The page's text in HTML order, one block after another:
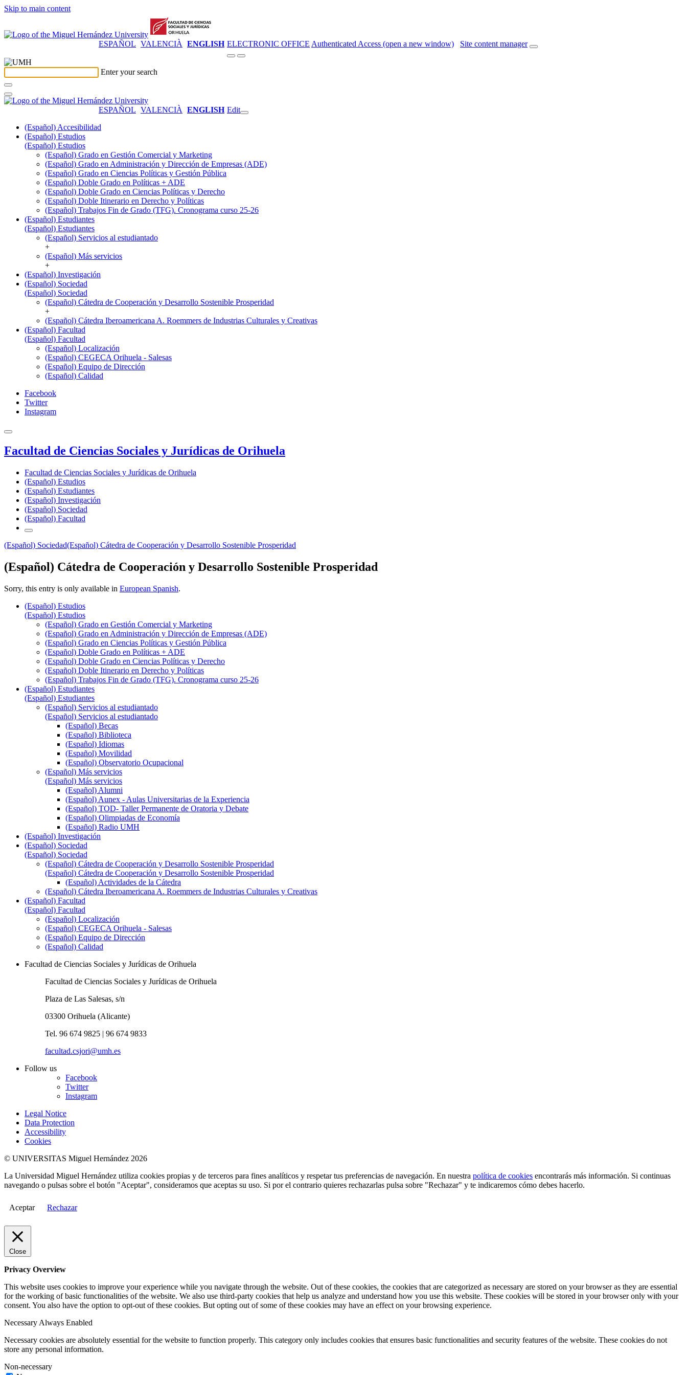
Skip to main content
ESPAÑOL VALENCIÀ ENGLISH ELECTRONIC OFFICE Authenticated Access (open a new window) Site content manager
Enter your search
ESPAÑOL VALENCIÀ ENGLISH Edit
(Español) Accesibilidad
(Español) Estudios
(Español) Estudios
(Español) Grado en Gestión Comercial y Marketing
(Español) Grado en Administración y Dirección de Empresas (ADE)
(Español) Grado en Ciencias Políticas y Gestión Pública
(Español) Doble Grado en Políticas + ADE
(Español) Doble Grado en Ciencias Políticas y Derecho
(Español) Doble Itinerario en Derecho y Políticas
(Español) Trabajos Fin de Grado (TFG). Cronograma curso 25-26
(Español) Estudiantes
(Español) Estudiantes
(Español) Servicios al estudiantado
+
(Español) Más servicios
+
(Español) Investigación
(Español) Sociedad
(Español) Sociedad
(Español) Cátedra de Cooperación y Desarrollo Sostenible Prosperidad
+
(Español) Cátedra Iberoamericana A. Roemmers de Industrias Culturales y Creativas
(Español) Facultad
(Español) Facultad
(Español) Localización
(Español) CEGECA Orihuela - Salesas
(Español) Equipo de Dirección
(Español) Calidad
Facebook
Twitter
Instagram
Facultad de Ciencias Sociales y Jurídicas de Orihuela
Facultad de Ciencias Sociales y Jurídicas de Orihuela
(Español) Estudios
(Español) Estudiantes
(Español) Investigación
(Español) Sociedad
(Español) Facultad
(Español) Sociedad(Español) Cátedra de Cooperación y Desarrollo Sostenible Prosperidad
(Español) Cátedra de Cooperación y Desarrollo Sostenible Prosperidad
Sorry, this entry is only available in European Spanish.
(Español) Estudios
(Español) Estudios
(Español) Grado en Gestión Comercial y Marketing
(Español) Grado en Administración y Dirección de Empresas (ADE)
(Español) Grado en Ciencias Políticas y Gestión Pública
(Español) Doble Grado en Políticas + ADE
(Español) Doble Grado en Ciencias Políticas y Derecho
(Español) Doble Itinerario en Derecho y Políticas
(Español) Trabajos Fin de Grado (TFG). Cronograma curso 25-26
(Español) Estudiantes
(Español) Estudiantes
(Español) Servicios al estudiantado
(Español) Servicios al estudiantado
(Español) Becas
(Español) Biblioteca
(Español) Idiomas
(Español) Movilidad
(Español) Observatorio Ocupacional
(Español) Más servicios
(Español) Más servicios
(Español) Alumni
(Español) Aunex - Aulas Universitarias de la Experiencia
(Español) TOD- Taller Permanente de Oratoria y Debate
(Español) Olimpiadas de Economía
(Español) Radio UMH
(Español) Investigación
(Español) Sociedad
(Español) Sociedad
(Español) Cátedra de Cooperación y Desarrollo Sostenible Prosperidad
(Español) Cátedra de Cooperación y Desarrollo Sostenible Prosperidad
(Español) Actividades de la Cátedra
(Español) Cátedra Iberoamericana A. Roemmers de Industrias Culturales y Creativas
(Español) Facultad
(Español) Facultad
(Español) Localización
(Español) CEGECA Orihuela - Salesas
(Español) Equipo de Dirección
(Español) Calidad
Facultad de Ciencias Sociales y Jurídicas de Orihuela
Facultad de Ciencias Sociales y Jurídicas de Orihuela
Plaza de Las Salesas, s/n
03300 Orihuela (Alicante)
Tel. 96 674 9825 | 96 674 9833
facultad.csjori@umh.es
Follow us
Facebook
Twitter
Instagram
Legal Notice
Data Protection
Accessibility
Cookies
© UNIVERSITAS Miguel Hernández 2026
La Universidad Miguel Hernández utiliza cookies propias y de terceros para fines analíticos y respetar tus preferencias de navegación. En nuestra política de cookies encontrarás más información. Si continuas
navegando o pulsas sobre el botón "Aceptar", consideramos que aceptas su uso. Si por el contrario quieres rechazarlas pulsa sobre "Rechazar" y te indicaremos cómo debes hacerlo.
Aceptar Rechazar
Close
Privacy Overview
This website uses cookies to improve your experience while you navigate through the website. Out of these cookies, the cookies that are categorized as necessary are stored on your browser as they are essential
for the working of basic functionalities of the website. We also use third-party cookies that help us analyze and understand how you use this website. These cookies will be stored in your browser only with your
consent. You also have the option to opt-out of these cookies. But opting out of some of these cookies may have an effect on your browsing experience.
Necessary Always Enabled
Necessary cookies are absolutely essential for the website to function properly. This category only includes cookies that ensures basic functionalities and security features of the website. These cookies do not
store any personal information.
Non-necessary